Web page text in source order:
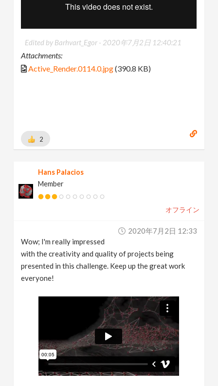
Edited by Barhvart_Egor - 2020年7月2日 12:40:21
Attachments:
Active_Render.0114.0.jpg(390.8 KB)
2
Hans Palacios
Member
オフライン
2020年7月2日 12:33
Wow; I'm really impressed
with the creativity and quality of projects being
presented in this challenge. Keep up the great work
everyone!